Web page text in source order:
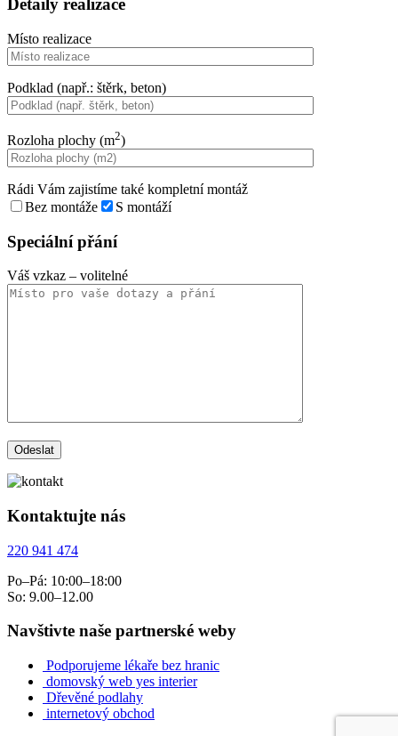
Detaily realizace
Místo realizace
Podklad (např.: štěrk, beton)
Rozloha plochy (m2)
Rádi Vám zajistíme také kompletní montáž
Bez montáže
S montáží
Speciální přání
Váš vzkaz – volitelné
Kontaktujte nás
220 941 474
Po–Pá: 10:00–18:00
So: 9.00–12.00
Navštivte naše partnerské weby
Podporujeme lékaře bez hranic
domovský web yes interier
Dřevěné podlahy
internetový obchod